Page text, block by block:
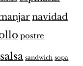
navidad
postre
salsa sandwich sopa